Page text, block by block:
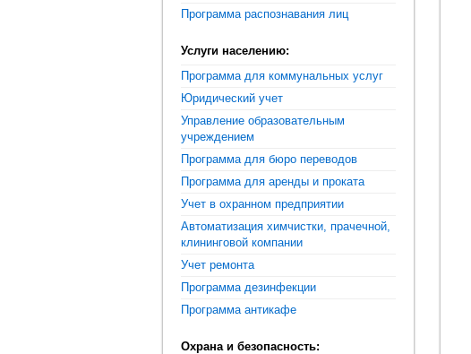
Программа распознавания лиц
Услуги населению:
Программа для коммунальных услуг
Юридический учет
Управление образовательным
учреждением
Программа для бюро переводов
Программа для аренды и проката
Учет в охранном предприятии
Автоматизация химчистки, прачечной,
клининговой компании
Учет ремонта
Программа дезинфекции
Программа антикафе
Охрана и безопасность: